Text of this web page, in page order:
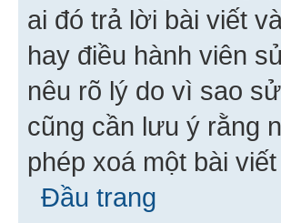
ai đó trả lời bài viết
hay điều hành viên
nêu rõ lý do vì sao
cũng cần lưu ý rằng
phép xoá một bài
Đầu trang